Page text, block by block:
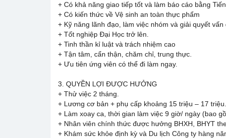
+ Có khả năng giao tiếp tốt và làm báo cáo bằng
+ Có kiến thức về Vệ sinh an toàn thực phẩm
+ Kỹ năng lãnh đạo, làm việc nhóm và giải quyết vấn
+ Tốt nghiệp Đại Học trở lên.
+ Tinh thần kỉ luật và trách nhiệm cao
+ Tận tâm, cẩn thận, chăm chỉ, trung thực.
+ Ưu tiên ứng viên có thể đi làm ngay.
3. QUYỀN LỢI ĐƯỢC HƯỞNG
+ Thử việc 2 tháng.
+ Lương cơ bản + phụ cấp khoảng 15 triệu – 17 triệu.
+ Làm xoay ca, thời gian làm việc 9 giờ/ ngày (bao
+ Nhân viên chính thức được hưởng BHXH, BHYT
+ Khám sức khỏe định kỳ và Du lịch Công ty hàng